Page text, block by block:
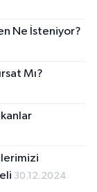
Ne İsteniyor?
Mı?
30.12.2024